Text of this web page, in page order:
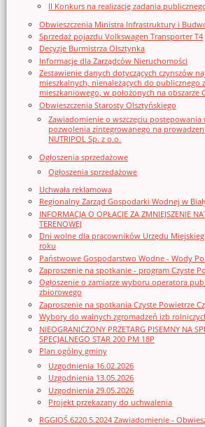
II Konkurs na realizację zadania
Obwieszczenia Ministra Infrastruktury i
Sprzedaż pojazdu Volkswagen Transporter T4
Decyzje Burmistrza Olsztynka
Informacje dla Zarządców Nieruchomości
Zestawienie danych dotyczących czynszów
mieszkalnych, nienależących do publicznego
mieszkaniowego, w położonych na obszarze
Obwieszczenia Starosty Olsztyńskiego
Zawiadomienie o wszczęciu postępowania
pozwolenia zintegrowanego na
NUTRIPOL Sp. z o.o.
Ogłoszenia sprzedażowe
Ogłoszenia sprzedażowe
Uchwała reklamowa
Regionalny Zarząd Gospodarki Wodnej w
INFORMACJA O OPŁACIE ZA ZMNIEJSZENIE
TERENOWEJ
Dni wolne dla pracowników Urzędu
roku
Państwowe Gospodarstwo Wodne - Wody
Zaproszenie na spotkanie - program Czyste
Ogłoszenie o zamiarze wyboru operatora
zbiorowego
Zaproszenie na spotkania Czyste Powietrze
Wybory do walnych zgromadzeń izb
NIEOGRANICZONY PRZETARG PISEMNY NA
SPECJALNEGO STAR 200 PM 18P
Plan ogólny gminy
Uzgodnienia 16.02.2026
Uzgodnienia 13.05.2026
Uzgodnienia 29.05.2026
Projekt przekazany do uchwalenia
RGGIOŚ.6220.5.2024 Zawiadomienie -